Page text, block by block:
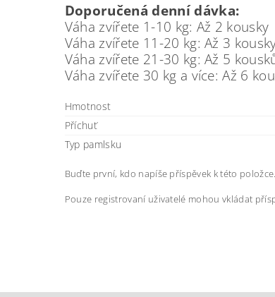
Doporučená denní dávka:
Váha zvířete 1-10 kg: Až 2 kousky
Váha zvířete 11-20 kg: Až 3
Váha zvířete 21-30 kg: Až 5
Váha zvířete 30 kg a více: Až 6
Hmotnost
Příchuť
Typ pamlsku
Buďte první, kdo napíše příspěvek k této položce.
Pouze registrovaní uživatelé mohou vkládat